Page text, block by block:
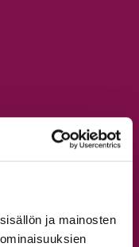
ja mainosten